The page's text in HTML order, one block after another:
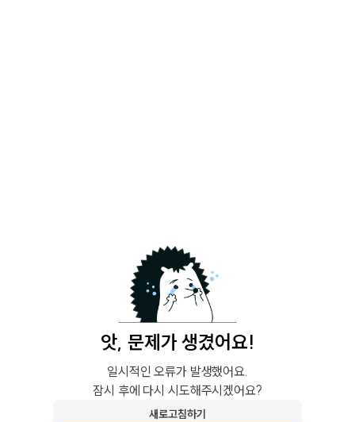
앗, 문제가 생겼어요!
일시적인 오류가 발생했어요.
잠시 후에 다시 시도해주시겠어요?
새로고침하기